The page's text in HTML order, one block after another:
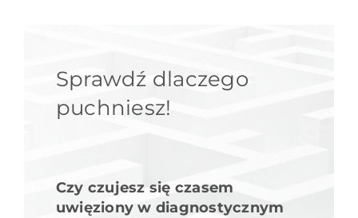
Sprawdź dlaczego
puchniesz!
Czy czujesz się czasem
uwięziony w diagnostycznym